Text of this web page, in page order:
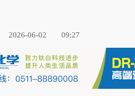
2026-06-02 09:27